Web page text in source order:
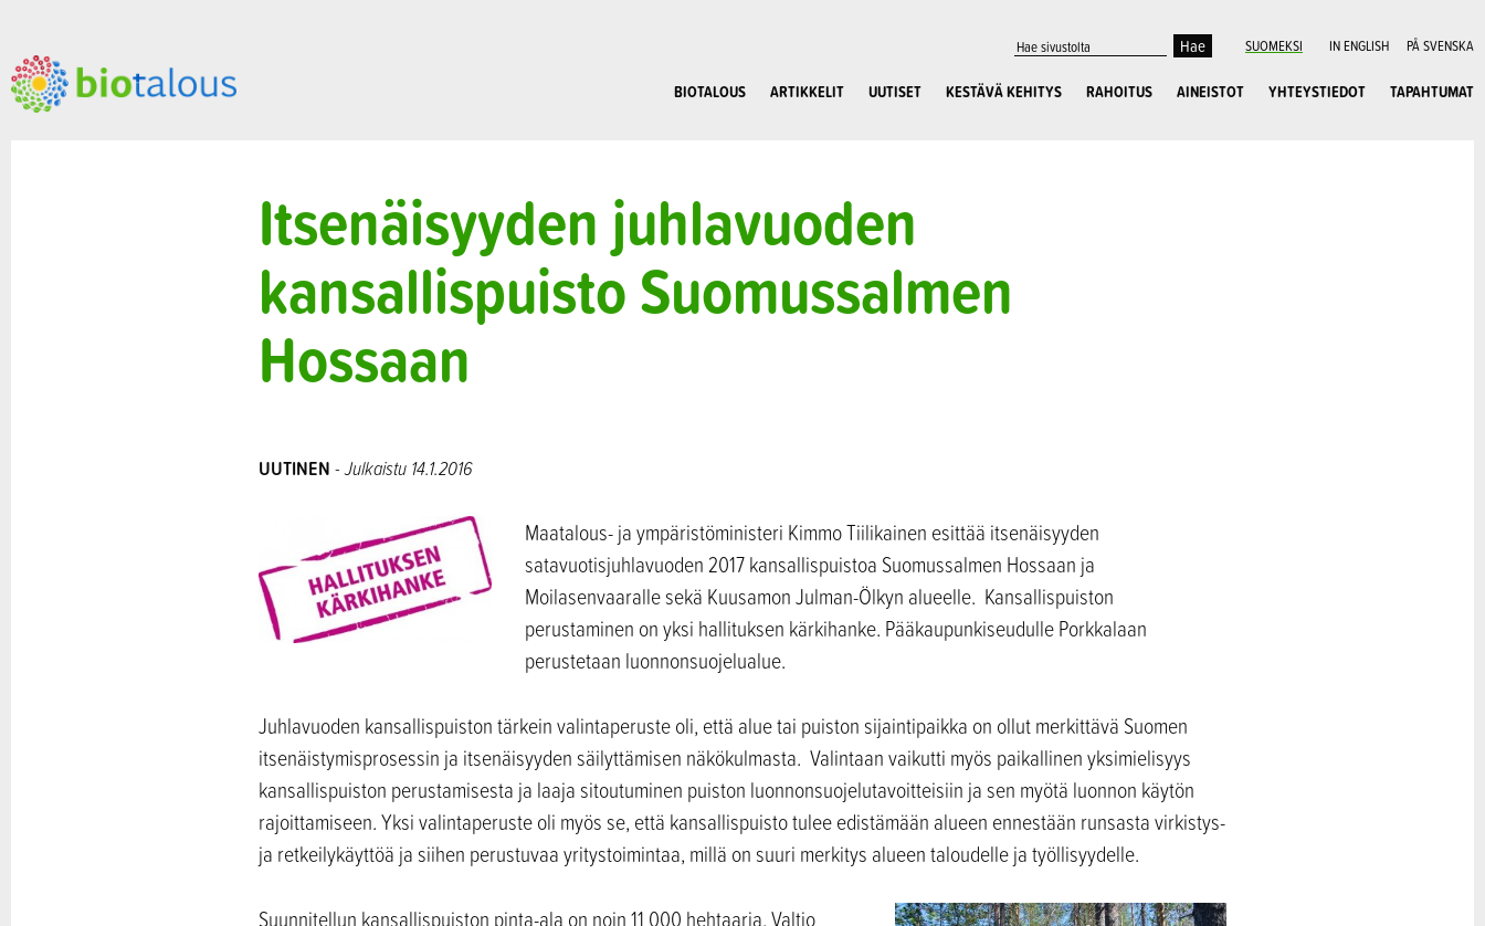
SUOMEKSI IN ENGLISH PÅ SVENSKA
BIOTALOUS ARTIKKELIT UUTISET KESTÄVÄ KEHITYS RAHOITUS AINEISTOT YHTEYSTIEDOT TAPAHTUMAT
Itsenäisyyden juhlavuoden
kansallispuisto Suomussalmen
Hossaan
UUTINEN - Julkaistu 14.1.2016
Maatalous- ja ympäristöministeri Kimmo Tiilikainen esittää itsenäisyyden
satavuotisjuhlavuoden 2017 kansallispuistoa Suomussalmen Hossaan ja
Moilasenvaaralle sekä Kuusamon Julman-Ölkyn alueelle. Kansallispuiston
perustaminen on yksi hallituksen kärkihanke. Pääkaupunkiseudulle Porkkalaan
perustetaan luonnonsuojelualue.
Juhlavuoden kansallispuiston tärkein valintaperuste oli, että alue tai puiston sijaintipaikka on ollut merkittävä Suomen
itsenäistymisprosessin ja itsenäisyyden säilyttämisen näkökulmasta. Valintaan vaikutti myös paikallinen yksimielisyys
kansallispuiston perustamisesta ja laaja sitoutuminen puiston luonnonsuojelutavoitteisiin ja sen myötä luonnon käytön
rajoittamiseen. Yksi valintaperuste oli myös se, että kansallispuisto tulee edistämään alueen ennestään runsasta virkistys-
ja retkeilykäyttöä ja siihen perustuvaa yritystoimintaa, millä on suuri merkitys alueen taloudelle ja työllisyydelle.
Suunnitellun kansallispuiston pinta-ala on noin 11 000 hehtaaria. Valtio